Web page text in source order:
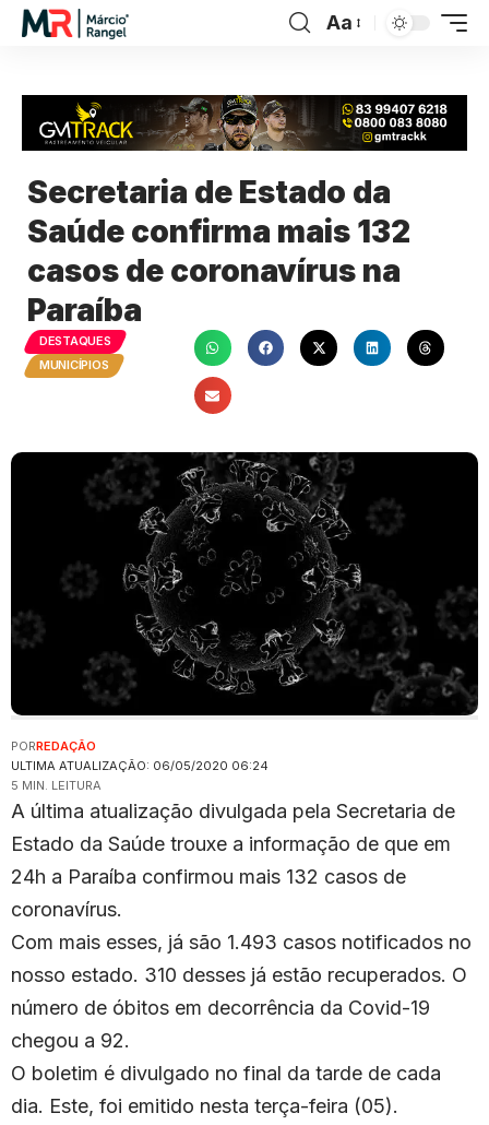
Aa
Secretaria de Estado da
Saúde confirma mais 132
casos de coronavírus na
Paraíba
DESTAQUES
MUNICÍPIOS
ULTIMA ATUALIZAÇÃO: 06/05/2020 06:24
PORREDAÇÃO
5 MIN. LEITURA
A última atualização divulgada pela Secretaria de
Estado da Saúde trouxe a informação de que em
24h a Paraíba confirmou mais 132 casos de
coronavírus.
Com mais esses, já são 1.493 casos notificados no
nosso estado. 310 desses já estão recuperados. O
número de óbitos em decorrência da Covid-19
chegou a 92.
O boletim é divulgado no final da tarde de cada
dia. Este, foi emitido nesta terça-feira (05).